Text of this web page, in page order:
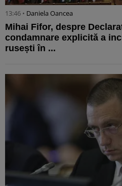
13:46 • Daniela Oancea
Mihai Fifor, despre
condamnare explicită a
rusești în ...